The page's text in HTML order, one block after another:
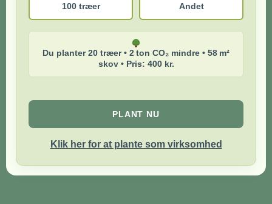
100 træer Andet
Du planter 20 træer • 2 ton CO₂ mindre • 58 m²
skov • Pris: 400 kr.
PLANT NU
Klik her for at plante som virksomhed